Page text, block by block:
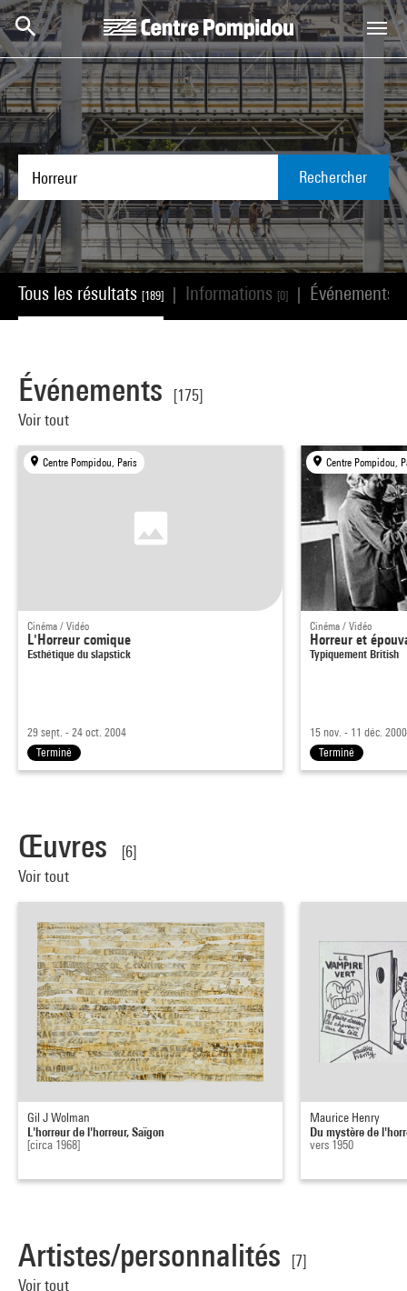
Aller au contenu principal
Centre Pompidou
Rechercher
Tous les résultats [189] Informations [0] Événements
Événements
[175]
Voir tout
Centre Pompidou, Paris
Cinéma / Vidéo
L'Horreur comique
Esthétique du slapstick
29 sept. - 24 oct. 2004
Terminé
Centre Pompidou,
Cinéma / Vidéo
Horreur et
Typiquement British
15 nov. - 11 déc. 2000
Terminé
Œuvres
[6]
Voir tout
Gil J Wolman
L'horreur de l'horreur, Saïgon
[circa 1968]
Maurice Henry
Du mystère de
vers 1950
Artistes/personnalités
[7]
Voir tout